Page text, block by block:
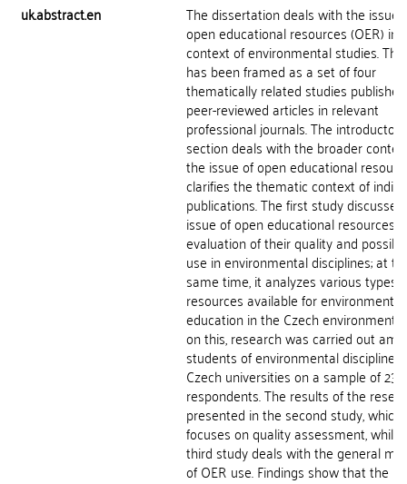
uk.abstract.en
The dissertation deals with the issue
open educational resources (OER) in
context of environmental studies.
has been framed as a set of four
thematically related studies
peer-reviewed articles in relevant
professional journals. The introductory
section deals with the broader
the issue of open educational
clarifies the thematic context of
publications. The first study
issue of open educational resources,
evaluation of their quality and
use in environmental disciplines; at
same time, it analyzes various types
resources available for environmental
education in the Czech environment.
on this, research was carried out
students of environmental disciplines
Czech universities on a sample of 233
respondents. The results of the
presented in the second study, which
focuses on quality assessment, while
third study deals with the general
of OER use. Findings show that the